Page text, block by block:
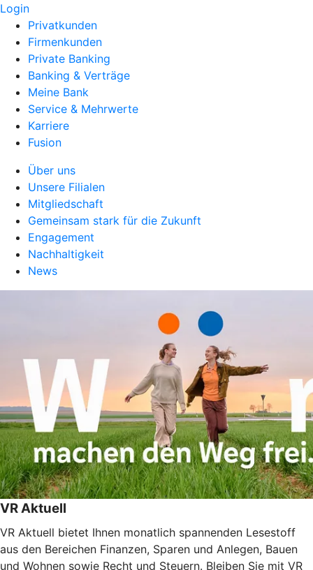
Login
Privatkunden
Firmenkunden
Private Banking
Banking & Verträge
Meine Bank
Service & Mehrwerte
Karriere
Fusion
Über uns
Unsere Filialen
Mitgliedschaft
Gemeinsam stark für die Zukunft
Engagement
Nachhaltigkeit
News
VR Aktuell
VR Aktuell bietet Ihnen monatlich spannenden Lesestoff
aus den Bereichen Finanzen, Sparen und Anlegen, Bauen
und Wohnen sowie Recht und Steuern. Bleiben Sie mit VR